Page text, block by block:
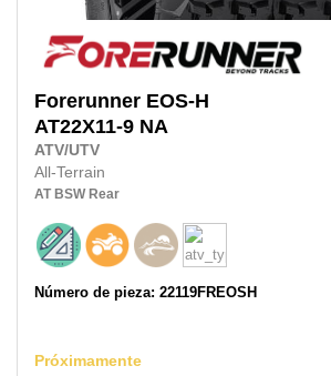
Forerunner EOS-H
AT22X11-9 NA
ATV/UTV
All-Terrain
AT BSW Rear
Número de pieza: 22119FREOSH
Próximamente